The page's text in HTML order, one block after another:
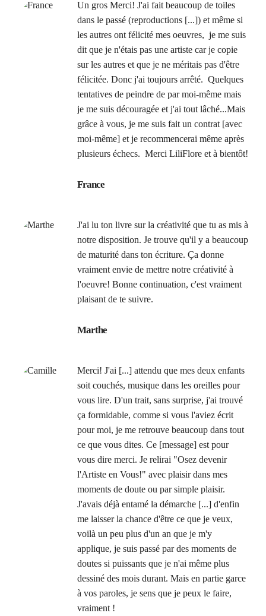
Un gros Merci! J'ai fait beaucoup de toiles
dans le passé (reproductions [...]) et même si
les autres ont félicité mes oeuvres, je me suis
dit que je n'étais pas une artiste car je copie
sur les autres et que je ne méritais pas d'être
félicitée. Donc j'ai toujours arrêté. Quelques
tentatives de peindre de par moi-même mais
je me suis découragée et j'ai tout lâché...Mais
grâce à vous, je me suis fait un contrat [avec
moi-même] et je recommencerai même après
plusieurs échecs. Merci LiliFlore et à bientôt!
France
J'ai lu ton livre sur la créativité que tu as mis à
notre disposition. Je trouve qu'il y a beaucoup
de maturité dans ton écriture. Ça donne
vraiment envie de mettre notre créativité à
l'oeuvre! Bonne continuation, c'est vraiment
plaisant de te suivre.
Marthe
Merci! J'ai [...] attendu que mes deux enfants
soit couchés, musique dans les oreilles pour
vous lire. D'un trait, sans surprise, j'ai trouvé
ça formidable, comme si vous l'aviez écrit
pour moi, je me retrouve beaucoup dans tout
ce que vous dites. Ce [message] est pour
vous dire merci. Je relirai "Osez devenir
l'Artiste en Vous!" avec plaisir dans mes
moments de doute ou par simple plaisir.
J'avais déjà entamé la démarche [...] d'enfin
me laisser la chance d'être ce que je veux,
voilà un peu plus d'un an que je m'y
applique, je suis passé par des moments de
doutes si puissants que je n'ai même plus
dessiné des mois durant. Mais en partie garce
à vos paroles, je sens que je peux le faire,
vraiment !